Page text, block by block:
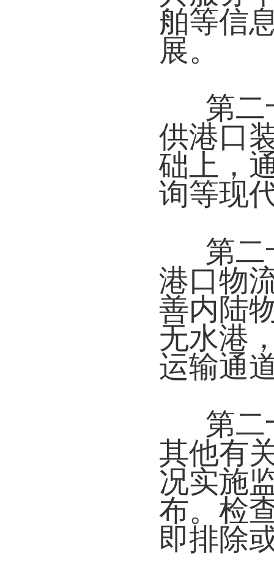
舶等信
展。
第
供港口
础上，
询等现
第
港口物
善内陆
无水港
运输通
第
其他有
况实施
布。检
即排除